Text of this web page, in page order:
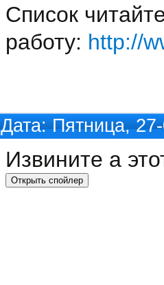
Список
работу: http://
Дата: Пятница,
Извините а